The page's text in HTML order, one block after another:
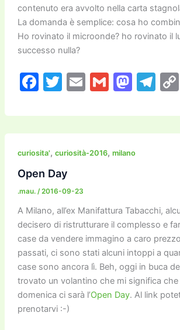
contenuto era avvolto nella carta
La domanda è semplice: cosa ho
Ho rovinato il microonde? ho rovinato il
successo nulla?
F
c
e
b
o
o
k
T
itt
er
E
ai
l
G
ai
l
M
st
o
d
T
e
gr
curiosita', curiosità-2016, milano
Open Day
.mau. /2016-09-23
A Milano, all’ex Manifattura Tabacchi,
decisero di ristrutturare il complesso e
case da vendere immagino a caro
passati, ci sono stati alcuni intoppi a
case sono ancora lì. Beh, oggi in buca
trovato un volantino che mi significa
domenica ci sarà l’Open Day. Al link
prenotarvi :-)